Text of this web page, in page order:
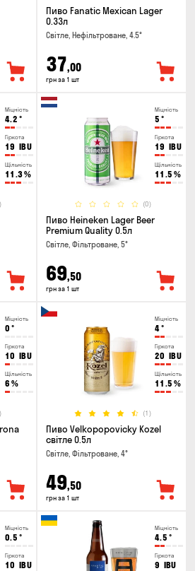
Пиво Fanatic Mexican Lager
0.33л
Світле, Нефільтроване, 4.5°
37,00
грн за 1 шт
Міцність
4.2 °
Гіркота
19 IBU
Щільність
11.3%
Міцність
5 °
Гіркота
19 IBU
Щільність
11.5 %
(0)
Пиво Heineken Lager Beer
Premium Quality 0.5л
Світле, Фільтроване, 5°
69,50
грн за 1 шт
Міцність
0 °
Гіркота
10 IBU
Щільність
6 %
Міцність
4°
Гіркота
20 IBU
Щільність
11.5 %
(1)
Пиво Velkopopovicky Kozel
світле 0.5л
Світле, Фільтроване, 4°
49,50
грн за 1 шт
Міцність
0.5 °
Гіркота
10 IBU
Міцність
4.5 °
Гіркота
9 IBU